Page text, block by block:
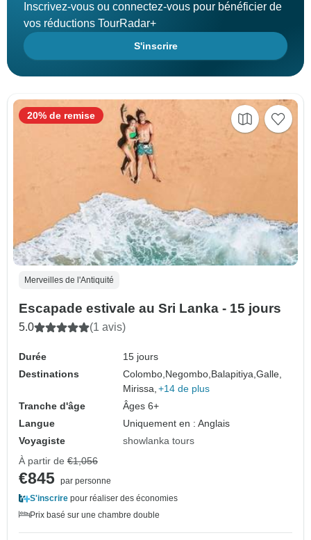
Inscrivez-vous ou connectez-vous pour bénéficier de
vos réductions TourRadar+
S'inscrire
Merveilles de l'Antiquité
Escapade estivale au Sri Lanka - 15 jours
5.0 (1 avis)
Durée
15 jours
Destinations
Colombo,Negombo,Balapitiya,Galle,
Mirissa, +14 de plus
Tranche d'âge
Âges 6+
Langue
Uniquement en : Anglais
Voyagiste
showlanka tours
20% de remise
À partir de €1,056
€845 par personne
S'inscrire pour réaliser des économies
Prix basé sur une chambre double